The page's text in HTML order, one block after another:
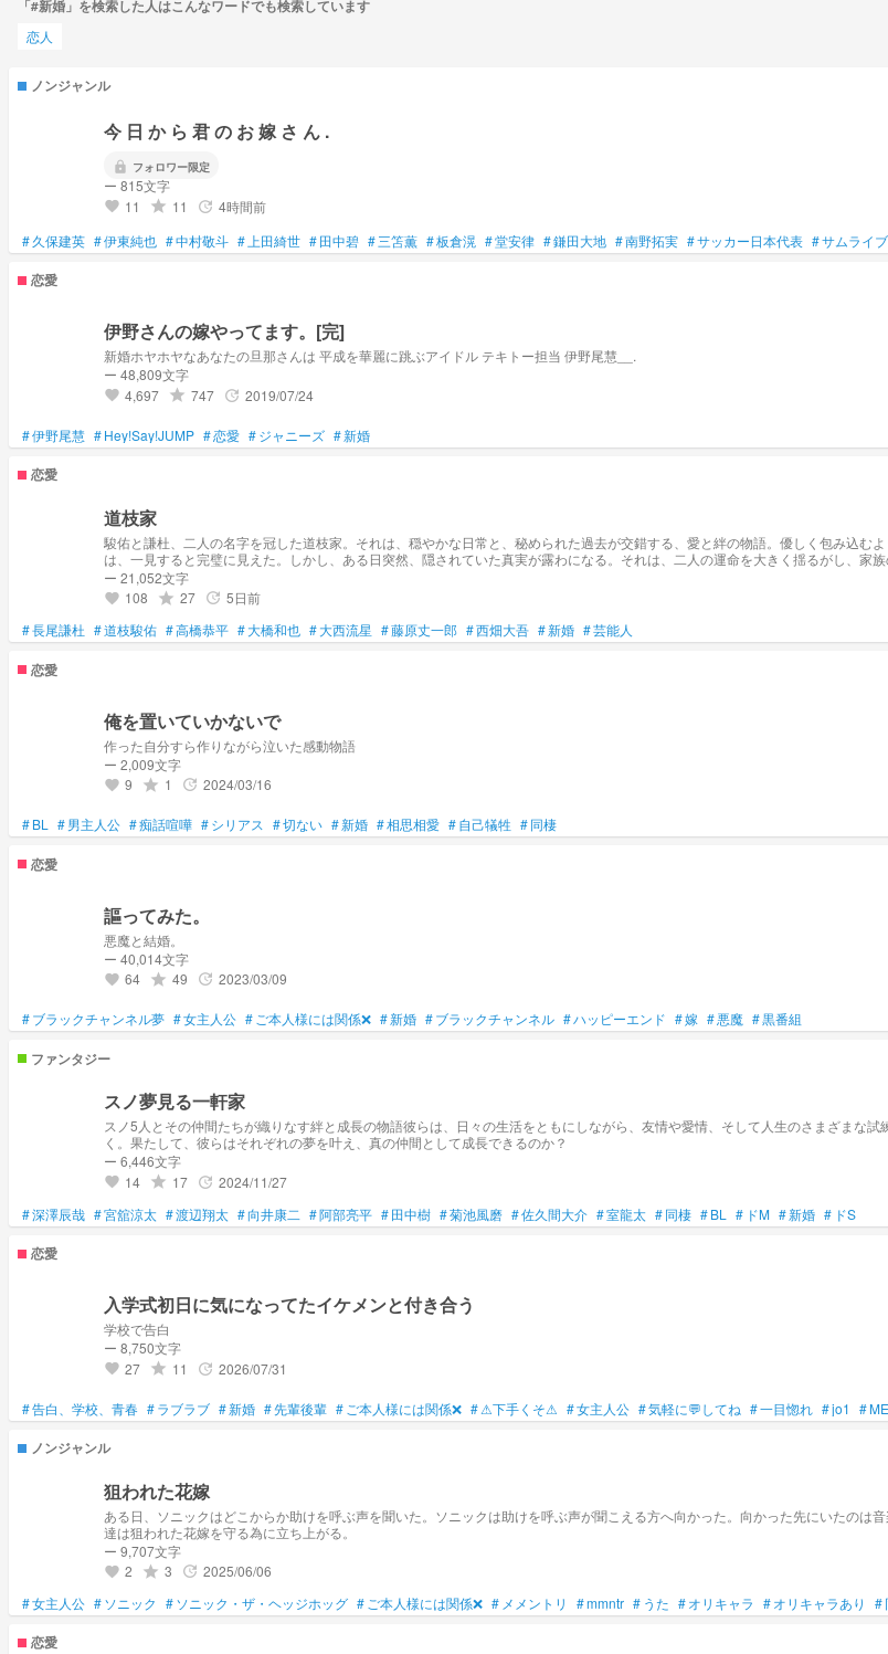
「#新婚」を検索した人はこんなワードでも検索しています
恋人
ノンジャンル
今 日 か ら 君 の お 嫁 さ ん .
lock フォロワー限定
ー 815文字
favorite 11 grade 11 update 4時間前
#久保建英 #伊東純也 #中村敬斗 # 上田綺世 #田中碧 #三笘薫 #板倉滉 #堂安律 #鎌田大地 #南野拓実 #サッカー日本代表 #サムライ
恋愛
伊野さんの嫁やってます。[完]
新婚ホヤホヤなあなたの旦那さんは 平成を華麗に跳ぶアイドル テキトー担当 伊野尾慧__.
ー 48,809文字
favorite 4,697 grade 747 update 2019/07/24
#伊野尾慧 #Hey!Say!JUMP #恋愛 #ジャニーズ #新婚
恋愛
道枝家
駿佑と謙杜、二人の名字を冠した道枝家。それは、穏やかな日常と、秘められた過去が交錯する、愛と絆の物語。優しく包み込
は、一見すると完璧に見えた。しかし、ある日突然、隠されていた真実が露わになる。それは、二人の運命を大きく揺るがし、家
あらゆる困難を乗り越え、真の愛の形を見つけ出すことができるのか。二人の愛の軌跡が、今、静かに、そして力強く紡がれていく
ー 21,052文字
favorite 108 grade 27 update 5日前
#長尾謙杜 #道枝駿佑 #高橋恭平 #大橋和也 #大西流星 #藤原丈一郎 #西畑大吾 #新婚 #芸能人
恋愛
俺を置いていかないで
作った自分すら作りながら泣いた感動物語
ー 2,009文字
favorite 9 grade 1 update 2024/03/16
#BL #男主人公 #痴話喧嘩 #シリアス #切ない #新婚 #相思相愛 #自己犠牲 #同棲
恋愛
謳ってみた。
悪魔と結婚。
ー 40,014文字
favorite 64 grade 49 update 2023/03/09
#ブラックチャンネル夢 #女主人公 # ご本人様には関係❌ #新婚 #ブラックチャンネル #ハッピーエンド #嫁 #悪魔 #黒番組
ファンタジー
スノ夢見る一軒家
スノ5人とその仲間たちが織りなす絆と成長の物語彼らは、日々の生活をともにしながら、友情や愛情、そして人生のさまざまな
く。果たして、彼らはそれぞれの夢を叶え、真の仲間として成長できるのか？
ー 6,446文字
favorite 14 grade 17 update 2024/11/27
#深澤辰哉 #宮舘涼太 #渡辺翔太 #向井康二 #阿部亮平 #田中樹 #菊池風磨 #佐久間大介 #室龍太 #同棲 #BL # ドM #新婚 # ドS
恋愛
入学式初日に気になってたイケメンと付き合う
学校で告白
ー 8,750文字
favorite 27 grade 11 update 2026/07/31
#告白、学校、青春 #ラブラブ #新婚 #先輩後輩 # ご本人様には関係❌ #⚠下手くそ⚠ #女主人公 #気軽に💬してね #一目惚れ #jo1 #
ノンジャンル
狙われた花嫁
ある日、ソニックはどこからか助けを呼ぶ声を聞いた。ソニックは助けを呼ぶ声が聞こえる方へ向かった。向かった先にいたの
達は狙われた花嫁を守る為に立ち上がる。
ー 9,707文字
favorite 2 grade 3 update 2025/06/06
#女主人公 #ソニック #ソニック・ザ・ヘッジホッグ # ご本人様には関係❌ # メメントリ #mmntr # うた #オリキャラ #オリキャラあり #
恋愛